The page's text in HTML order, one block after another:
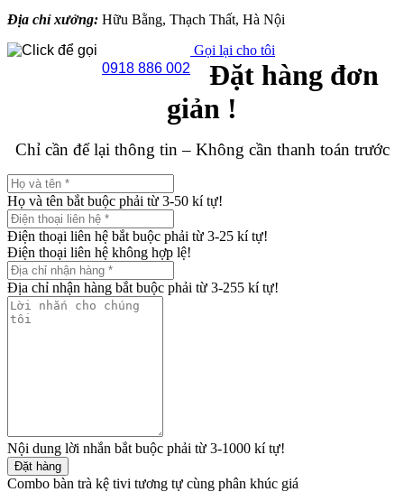
Địa chỉ xưởng: Hữu Bằng, Thạch Thất, Hà Nội
0918 886 002
Gọi lại cho tôi
Đặt hàng đơn
giản !
Chỉ cần để lại thông tin – Không cần thanh toán trước
Họ và tên bắt buộc phải từ 3-50 kí tự!
Điện thoại liên hệ bắt buộc phải từ 3-25 kí tự!
Điện thoại liên hệ không hợp lệ!
Địa chỉ nhận hàng bắt buộc phải từ 3-255 kí tự!
Nội dung lời nhắn bắt buộc phải từ 3-1000 kí tự!
Đặt hàng
Combo bàn trà kệ tivi tương tự cùng phân khúc giá